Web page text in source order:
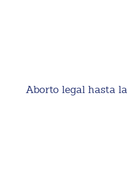
Aborto legal hasta